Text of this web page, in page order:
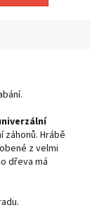
záhonů. Hrábě
z velmi
dřeva má